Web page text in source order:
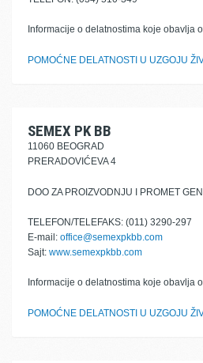
Informacije o delatnostima koje obavlja
POMOĆNE DELATNOSTI U UZGOJU
SEMEX PK BB
11060 BEOGRAD
PRERADOVIĆEVA 4
DOO ZA PROIZVODNJU I PROMET
TELEFON/TELEFAKS: (011) 3290-297
E-mail: office@semexpkbb.com
Sajt: www.semexpkbb.com
Informacije o delatnostima koje obavlja
POMOĆNE DELATNOSTI U UZGOJU